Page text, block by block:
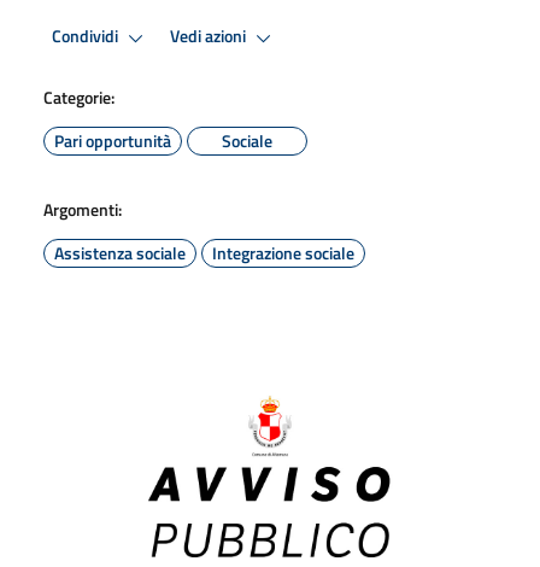
Condividi Vedi azioni
Categorie:
Pari opportunità
Sociale
Argomenti:
Assistenza sociale
Integrazione sociale